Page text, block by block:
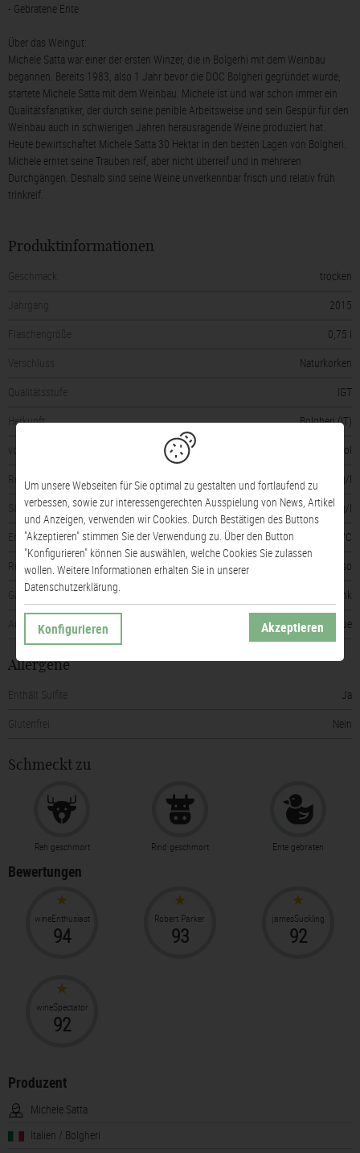
- Gebratene Ente
Über das Weingut:
Michele Satta war einer der ersten Winzer, die in Bolgerhi mit dem Weinbau
begannen. Bereits 1983, also 1 Jahr bevor die DOC Bolgheri gegründet wurde,
startete Michele Satta mit dem Weinbau. Michele ist und war schon immer ein
Qualitätsfanatiker, der durch seine penible Arbeitsweise und sein Gespür für den
Weinbau auch in schwierigen Jahren herausragende Weine produziert hat.
Heute bewirtschaftet Michele Satta 30 Hektar in den besten Lagen von Bolgheri.
Michele erntet seine Trauben reif, aber nicht überreif und in mehreren
Durchgängen. Deshalb sind seine Weine unverkennbar frisch und relativ früh
trinkreif.
Produktinformationen
Geschmack
trocken
Jahrgang
2015
Flaschengröße
0,75 l
Verschluss
Naturkorken
Qualitätsstufe
IGT
Herkunft
Bolgheri (IT)
vorhandener Alkohol
13,5% vol
Restsüße
1 g/l
Säuregehalt
5 g/l
Empfohlene Trinktemperatur
von 16 bis 18 °C
Rebsorte(n)
Sangiovese Grosso
Gärung
Edelstahltank
Ausbau
Barrique
Allergene
Enthält Sulfite
Ja
Glutenfrei
Nein
Schmeckt zu
Reh geschmort Rind geschmort Ente gebraten
Bewertungen
wineEnthusiast
94
Robert Parker
93
jamesSuckling
92
wineSpectator
92
Produzent
Michele Satta
Italien / Bolgheri
Um unsere Webseiten für Sie optimal zu gestalten und fortlaufend zu
verbessen, sowie zur interessengerechten Ausspielung von News, Artikel
und Anzeigen, verwenden wir Cookies. Durch Bestätigen des Buttons
"Akzeptieren" stimmen Sie der Verwendung zu. Über den Button
"Konfigurieren" können Sie auswählen, welche Cookies Sie zulassen
wollen. Weitere Informationen erhalten Sie in unserer
Datenschutzerklärung.
Konfigurieren Akzeptieren